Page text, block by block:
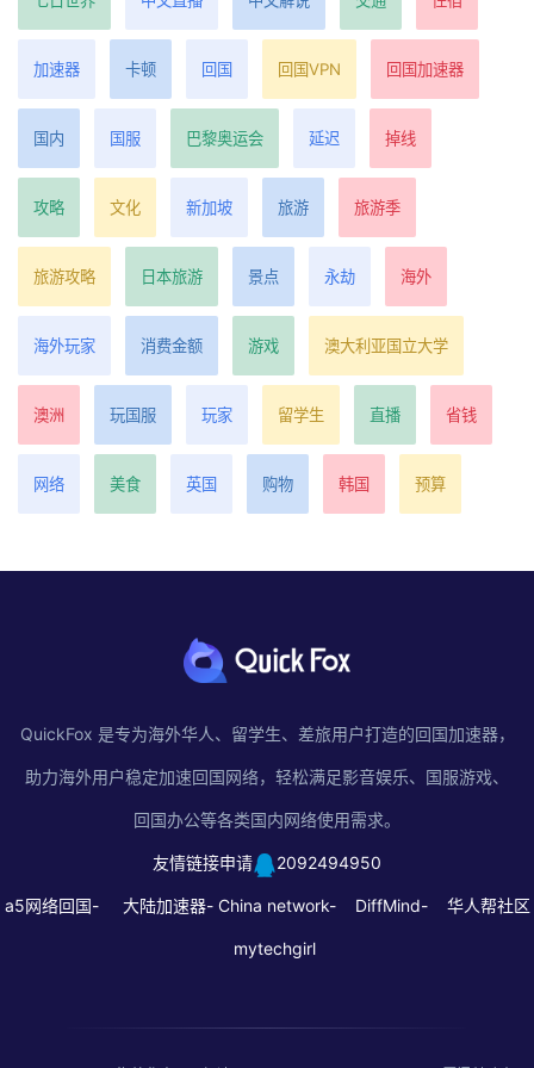
加速器 卡顿 回国 回国VPN 回国加速器
国内 国服 巴黎奥运会 延迟 掉线
攻略 文化 新加坡 旅游 旅游季
旅游攻略 日本旅游 景点 永劫 海外
海外玩家 消费金额 游戏 澳大利亚国立大学
澳洲 玩国服 玩家 留学生 直播 省钱
网络 美食 英国 购物 韩国 预算
QuickFox 是专为海外华人、留学生、差旅用户打造的回国加速器，
助力海外用户稳定加速回国网络，轻松满足影音娱乐、国服游戏、
回国办公等各类国内网络使用需求。
友情链接申请 2092494950
a5网络回国- 大陆加速器- China network- DiffMind- 华人帮社区
mytechgirl